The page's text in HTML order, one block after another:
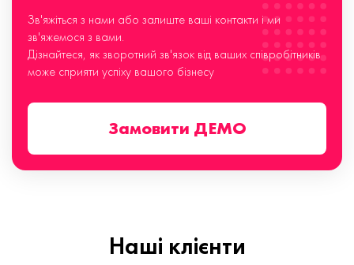
Зв'яжіться з нами або залиште ваші контакти і ми
зв'яжемося з вами.
Дізнайтеся, як зворотний зв'язок від ваших співробітників
може сприяти успіху вашого бізнесу
Замовити ДЕМО
Наші клієнти